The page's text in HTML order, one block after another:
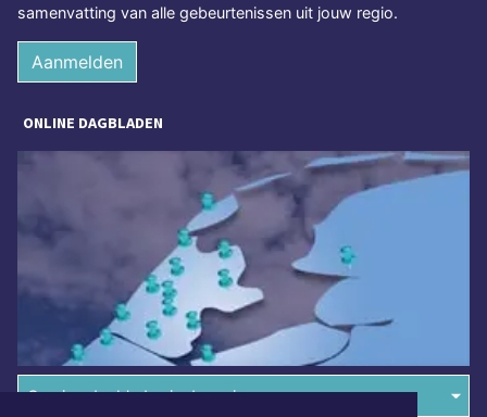
samenvatting van alle gebeurtenissen uit jouw regio.
Aanmelden
ONLINE DAGBLADEN
Overige dagbladen in de regio